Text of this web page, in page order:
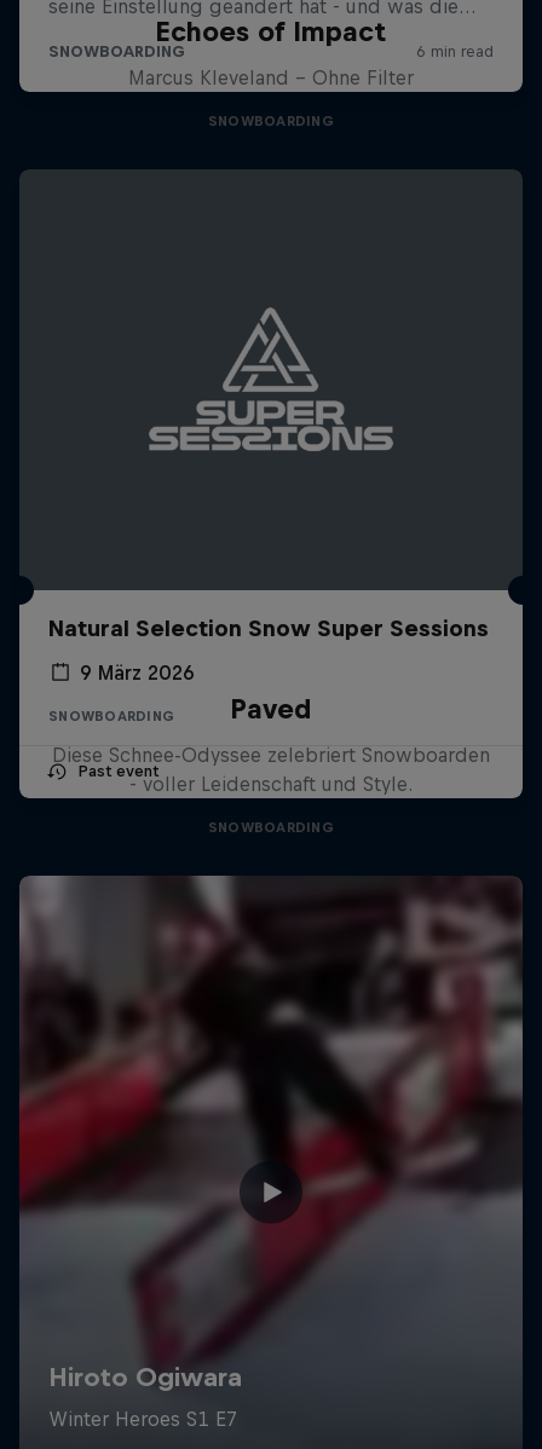
Echoes of Impact
Marcus Kleveland - Ohne Filter
SNOWBOARDING
Natural Selection Snow Super Sessions
9 März 2026
SNOWBOARDING
Past event
Paved
Diese Schnee-Odyssee zelebriert Snowboarden
- voller Leidenschaft und Style.
SNOWBOARDING